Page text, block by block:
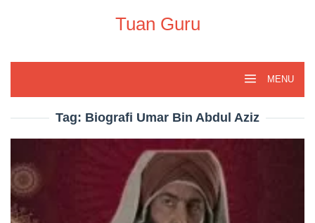
Tuan Guru
MENU
Tag: Biografi Umar Bin Abdul Aziz